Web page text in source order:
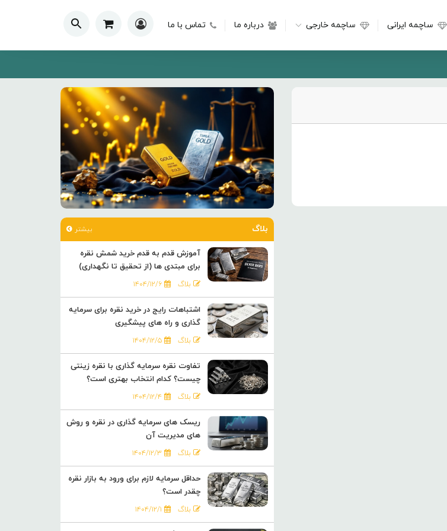
ساچمه ایرانی ساچمه خارجی درباره ما تماس با ما
بلاگ بیشتر
آموزش قدم به قدم خرید شمش نقره
برای مبتدی ها (از تحقیق تا نگهداری)
بلاگ ۱۴۰۴/۱۲/۶
اشتباهات رایج در خرید نقره برای سرمایه
گذاری و راه های پیشگیری
بلاگ ۱۴۰۴/۱۲/۵
تفاوت نقره سرمایه گذاری با نقره زینتی
چیست؟ کدام انتخاب بهتری است؟
بلاگ ۱۴۰۴/۱۲/۴
ریسک های سرمایه گذاری در نقره و روش
های مدیریت آن
بلاگ ۱۴۰۴/۱۲/۳
حداقل سرمایه لازم برای ورود به بازار نقره
چقدر است؟
بلاگ ۱۴۰۴/۱۲/۱